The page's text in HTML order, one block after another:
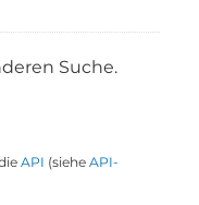
Suche.
API (siehe API-